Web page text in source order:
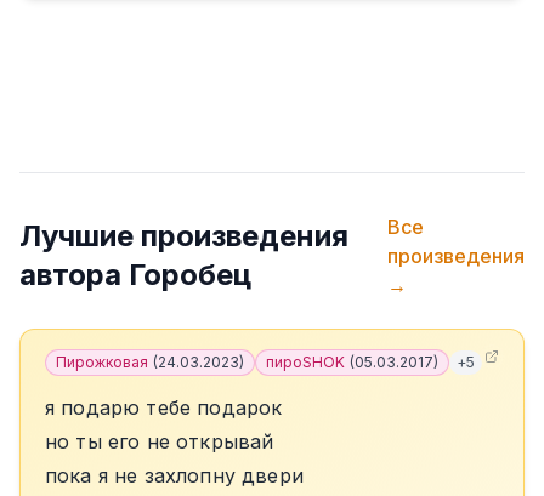
Лучшие произведения
автора Горобец
Все
произведения
→
Пирожковая (24.03.2023) пироSHOK (05.03.2017) +5
я подарю тебе подарок
но ты его не открывай
пока я не захлопну двери